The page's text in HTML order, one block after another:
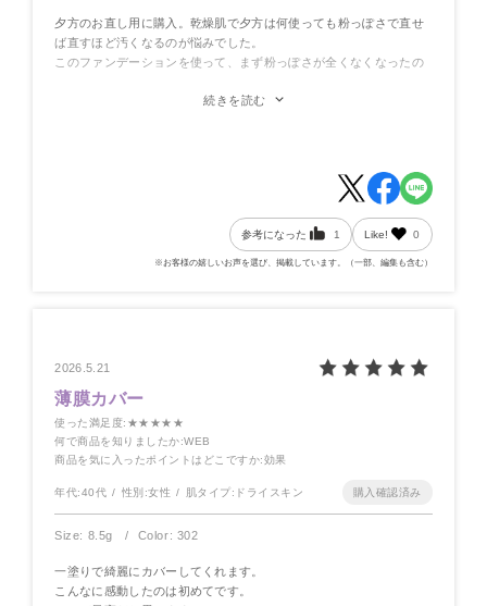
夕方のお直し用に購入。乾燥肌で夕方は何使っても粉っぽさで直せ
ば直すほど汚くなるのが悩みでした。
このファンデーションを使って、まず粉っぽさが全くなくなったの
で、とても感動しています。続きを読む
参考になった 1 Like! 0
※お客様の嬉しいお声を選び、掲載しています。（一部、編集も含む）
2026.5.21
薄膜カバー
使った満足度:★★★★★
何で商品を知りましたか:WEB
商品を気に入ったポイントはどこですか:効果
年代:40代 性別:女性 肌タイプ: ドライスキン
Size: 8.5g Color: 302
一塗りで綺麗にカバーしてくれます。
こんなに感動したのは初めてです。